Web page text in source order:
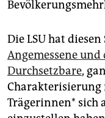
Die LSU hat
Angemessene
Durchsetzbare,
Charakterisierung
Trägerinnen* sich